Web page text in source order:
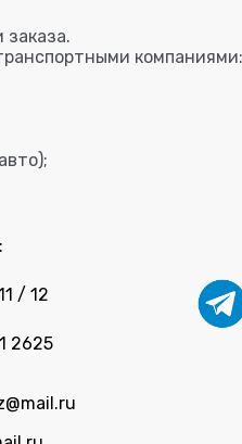
заказа.
компаниями:
/ 12
2625